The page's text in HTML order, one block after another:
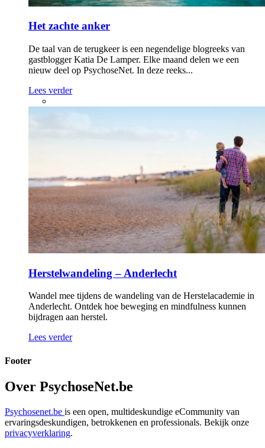
Het zachte anker
De taal van de terugkeer is een negendelige blogreeks van
gastblogger Katia De Lamper. Elke maand delen we een
nieuw deel op PsychoseNet. In deze reeks...
Lees verder
Herstelwandeling – Anderlecht
Wandel mee tijdens de wandeling van de Herstelacademie in
Anderlecht. Ontdek hoe beweging en mindfulness kunnen
bijdragen aan herstel.
Lees verder
Footer
Over PsychoseNet.be
Psychosenet.be is een open, multideskundige eCommunity van
ervaringsdeskundigen, betrokkenen en professionals. Bekijk onze
privacyverklaring.